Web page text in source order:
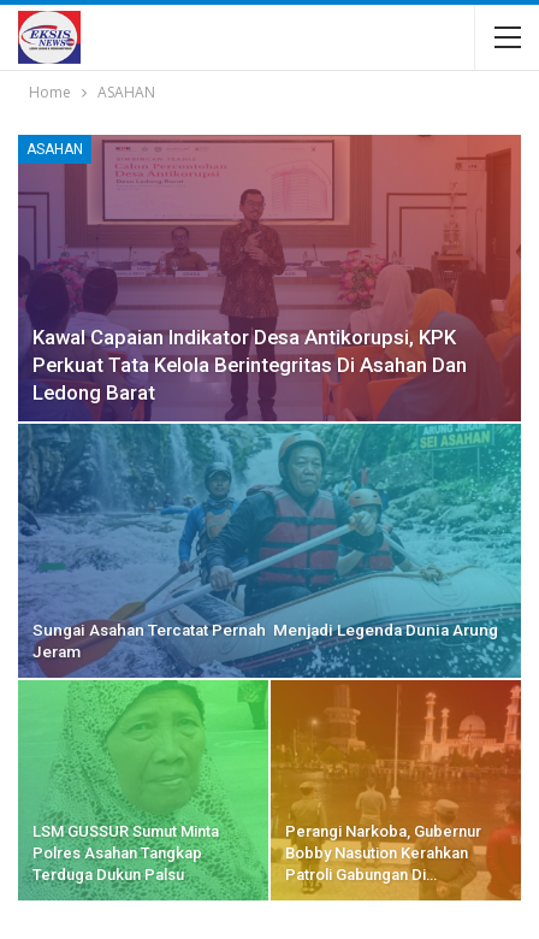
Home ASAHAN
ASAHAN
Kawal Capaian Indikator Desa Antikorupsi, KPK
Perkuat Tata Kelola Berintegritas Di Asahan Dan
Ledong Barat
Sungai Asahan Tercatat Pernah Menjadi Legenda Dunia Arung
Jeram
LSM GUSSUR Sumut Minta
Polres Asahan Tangkap
Terduga Dukun Palsu
Perangi Narkoba, Gubernur
Bobby Nasution Kerahkan
Patroli Gabungan Di…